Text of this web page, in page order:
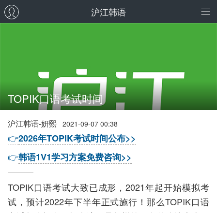
沪江韩语
TOPIK口语考试时间
沪江韩语-妍熙 2021-09-07 00:38
👉2026年TOPIK考试时间公布>>
👉韩语1V1学习方案免费咨询>>
TOPIK口语考试大致已成形，2021年起开始模拟考
试，预计2022年下半年正式施行！那么TOPIK口语